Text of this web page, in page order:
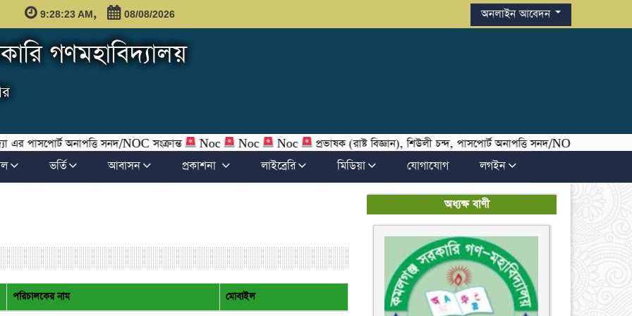
9:28:23 AM, 08/08/2026 অনলাইন আবেদন
গণমহাবিদ্যালয়
অনাপত্তি সনদ/NOC সংক্রান্ত Noc Noc Noc প্রভাষক (রাষ্ট বিজ্ঞান), শিউলী চন্দ, পাসপোর্ট অনাপত্তি সনদ/NOC সংক্রান্ত ।
ভর্তি আবাসন প্রকাশনা লাইব্রেরি মিডিয়া যোগাযোগ লগইন
পরিচালকের নাম মোবাইল
অধ্যক্ষ বাণী